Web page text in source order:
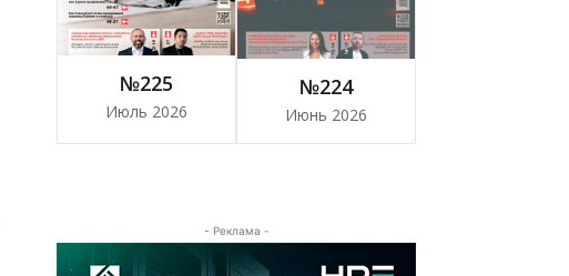
№225
Июль 2026
№224
Июнь 2026
- Реклама -